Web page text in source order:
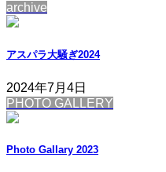
archive
アスパラ大騒ぎ2024
2024年7月4日
PHOTO GALLERY
Photo Gallary 2023